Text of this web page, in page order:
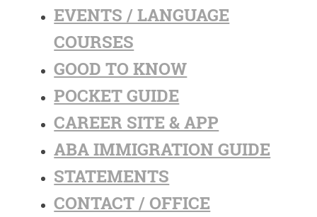
EVENTS / LANGUAGE
COURSES
GOOD TO KNOW
POCKET GUIDE
CAREER SITE & APP
ABA IMMIGRATION GUIDE
STATEMENTS
CONTACT / OFFICE